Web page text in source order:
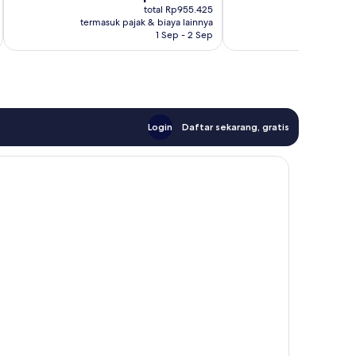
sekarang
Rp868.568
total Rp955.425
termasuk pajak & biaya lainnya
1 Sep - 2 Sep
Login Daftar sekarang, gratis